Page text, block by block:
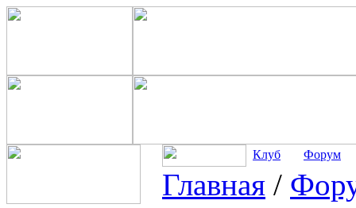
Клуб Форум
Главная /